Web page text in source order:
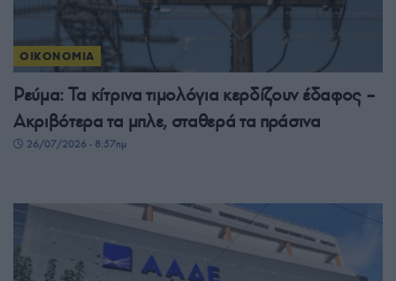
ΟΙΚΟΝΟΜΙΑ
Ρεύμα: Τα κίτρινα τιμολόγια κερδίζουν έδαφος –
Ακριβότερα τα μπλε, σταθερά τα πράσινα
26/07/2026 - 8:57πμ